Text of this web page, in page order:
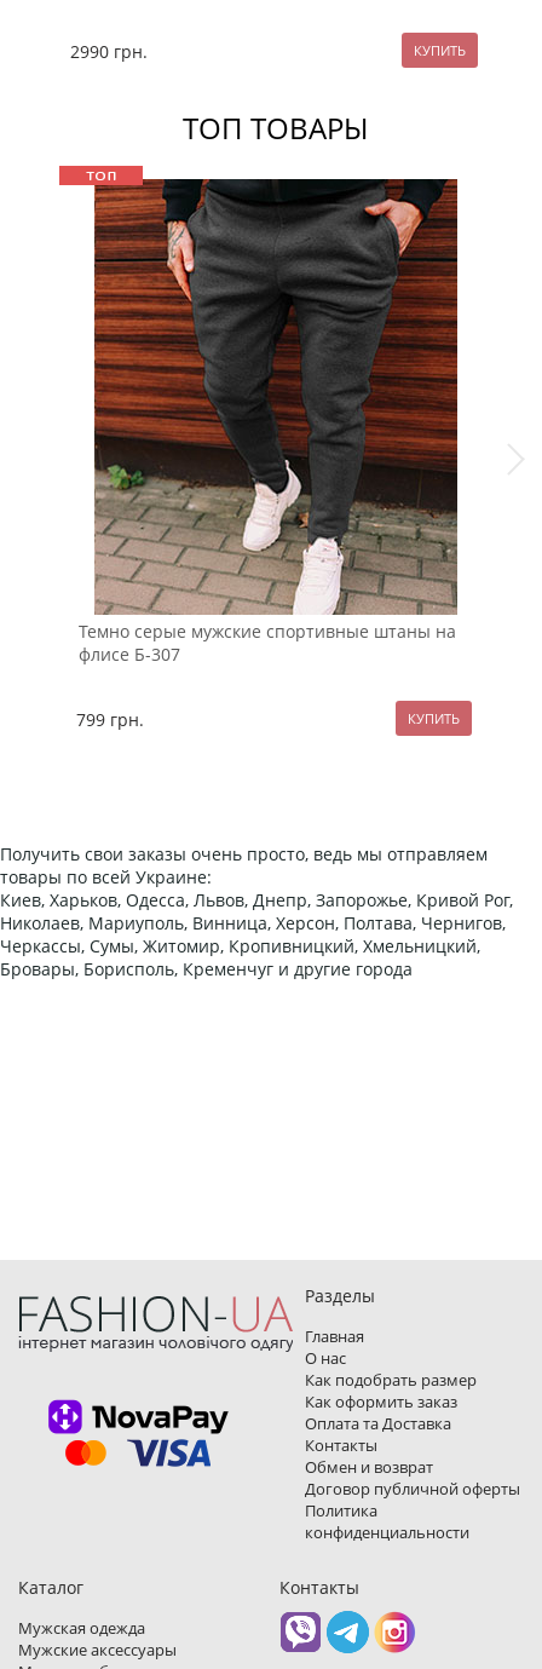
2990 грн.
ТОП ТОВАРЫ
Темно серые мужские спортивные штаны на
флисе Б-307
799 грн.
Получить свои заказы очень просто, ведь мы отправляем
товары по всей Украине:
Киев, Харьков, Одесса, Львов, Днепр, Запорожье, Кривой Рог,
Николаев, Мариуполь, Винница, Херсон, Полтава, Чернигов,
Черкассы, Сумы, Житомир, Кропивницкий, Хмельницкий,
Бровары, Борисполь, Кременчуг и другие города
Разделы
Главная
О нас
Как подобрать размер
Как оформить заказ
Оплата та Доставка
Контакты
Обмен и возврат
Договор публичной оферты
Политика
конфиденциальности
Каталог
Мужская одежда
Мужские аксессуары
Контакты